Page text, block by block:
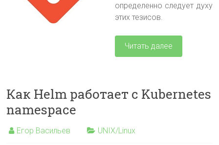
определенно следует духу
этих тезисов.
Читать далее
Как Helm работает с Kubernetes
namespace
Егор Васильев UNIX/Linux